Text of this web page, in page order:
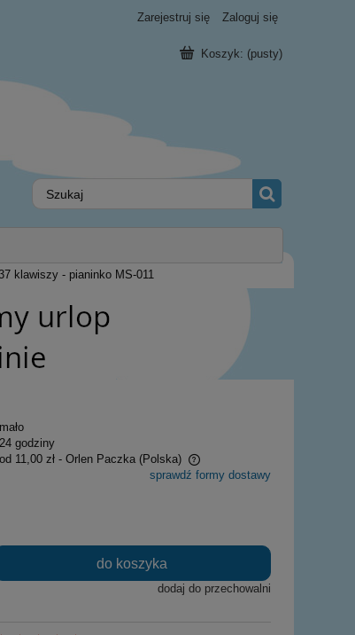
Zarejestruj się Zaloguj się
Koszyk: (pusty)
klawiszy - pianinko MS-011
mało
24 godziny
od 11,00 zł - Orlen Paczka (Polska)
sprawdź formy dostawy
do koszyka
dodaj do przechowalni